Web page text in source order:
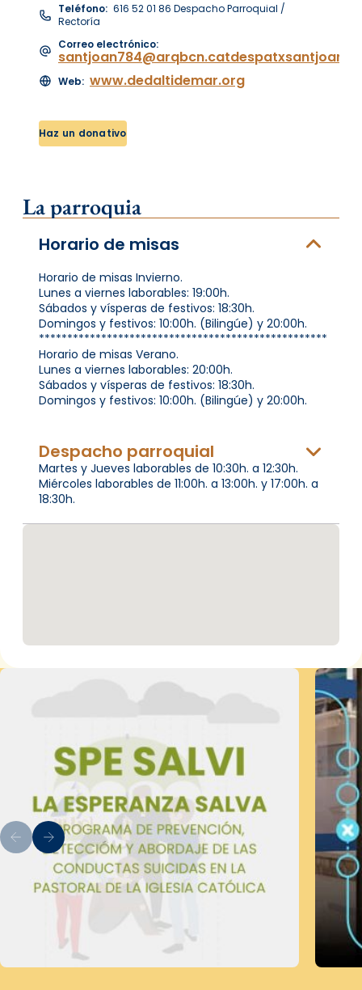
Teléfono: 616 52 01 86 Despacho Parroquial /
Rectoría
Correo electrónico:
Web: www.dedaltidemar.org
Haz un donativo
La parroquia
Horario de misas
Horario de misas Invierno.
Lunes a viernes laborables: 19:00h.
Sábados y vísperas de festivos: 18:30h.
Domingos y festivos: 10:00h. (Bilingúe) y 20:00h.
***************************************************
Horario de misas Verano.
Lunes a viernes laborables: 20:00h.
Sábados y vísperas de festivos: 18:30h.
Domingos y festivos: 10:00h. (Bilingúe) y 20:00h.
Despacho parroquial
Martes y Jueves laborables de 10:30h. a 12:30h.
Miércoles laborables de 11:00h. a 13:00h. y 17:00h. a
18:30h.